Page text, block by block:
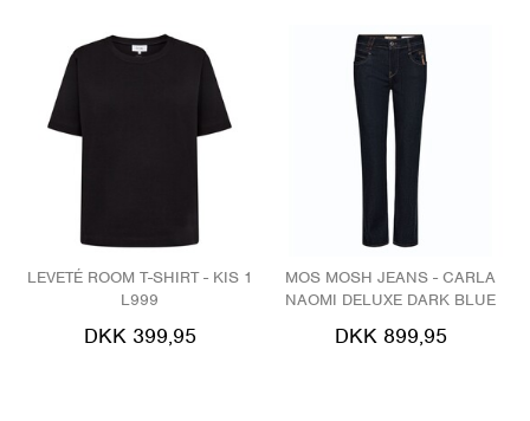
LEVETÉ ROOM T-SHIRT - KIS 1
L999
DKK 399,95
MOS MOSH JEANS - CARLA
NAOMI DELUXE DARK BLUE
DKK 899,95